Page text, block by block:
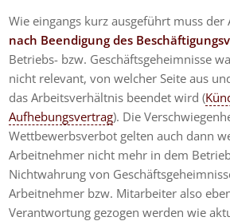
Wie eingangs kurz ausgeführt muss
nach Beendigung des
Betriebs- bzw. Geschäftsgeheimnisse
nicht relevant, von welcher Seite aus
das Arbeitsverhältnis beendet wird (
Aufhebungsvertrag). Die
Wettbewerbsverbot gelten auch dann
Arbeitnehmer nicht mehr in dem
Nichtwahrung von
Arbeitnehmer bzw. Mitarbeiter also
Verantwortung gezogen werden wie